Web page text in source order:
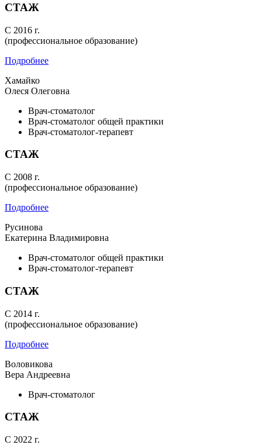
СТАЖ
С 2016 г.
(профессиональное образование)
Подробнее
Хамайко
Олеся Олеговна
Врач-стоматолог
Врач-стоматолог общей практики
Врач-стоматолог-терапевт
СТАЖ
С 2008 г.
(профессиональное образование)
Подробнее
Русинова
Екатерина Владимировна
Врач-стоматолог общей практики
Врач-стоматолог-терапевт
СТАЖ
С 2014 г.
(профессиональное образование)
Подробнее
Воловикова
Вера Андреевна
Врач-стоматолог
СТАЖ
С 2022 г.